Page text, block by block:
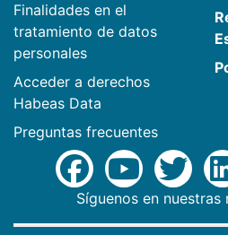
Finalidades en el
tratamiento de datos
personales
Acceder a derechos
Habeas Data
Preguntas frecuentes
Síguenos en nuestras